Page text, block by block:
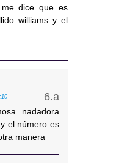
dice que es
williams y el
nadadora
el número es
manera